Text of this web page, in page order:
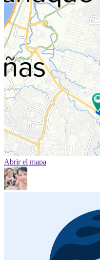
Abrir el mapa